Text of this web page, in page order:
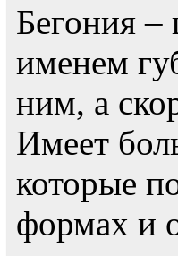
Бегония –
именем
ним, а
Имеет
которые
формах и